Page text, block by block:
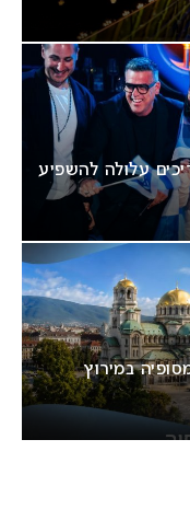
התאריכים עלולה להשפיע
במירוץ